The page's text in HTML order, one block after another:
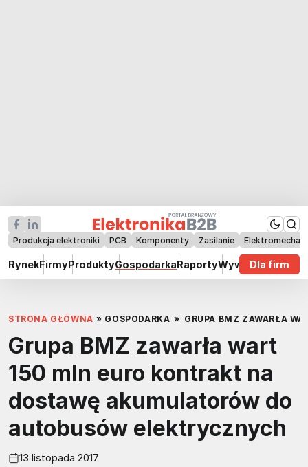
Produkcja elektroniki PCB Komponenty Zasilanie
RynekFirmyProduktyGospodarkaRaportyWywiadyDla firm
STRONA GŁÓWNA » GOSPODARKA » GRUPA BMZ ZAWARŁA
Grupa BMZ zawarła wart
150 mln euro kontrakt na
dostawę akumulatorów do
autobusów elektrycznych
13 listopada 2017